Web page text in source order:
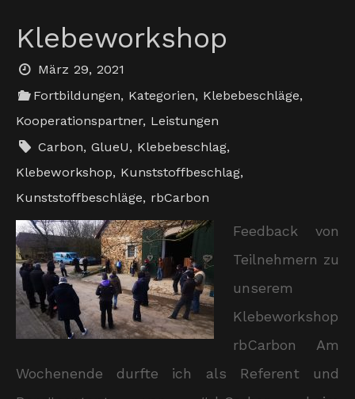
Klebeworkshop
März 29, 2021
Fortbildungen, Kategorien, Klebebeschläge,
Kooperationspartner, Leistungen
Carbon,GlueU, Klebebeschlag,
Klebeworkshop, Kunststoffbeschlag,
Kunststoffbeschläge, rbCarbon
Feedback von
Teilnehmern zu
unserem
Klebeworkshop
rbCarbon Am
Wochenende durfte ich als Referent und